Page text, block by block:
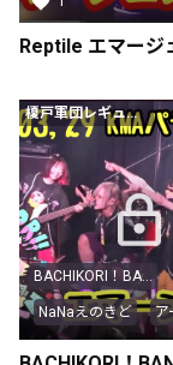
榎戸軍団レギュラー会員以上
BACHIKORI！BA...
NaNaえのきど ア